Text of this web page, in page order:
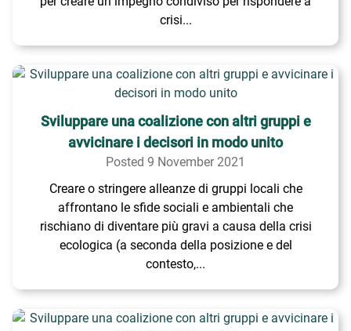
crisi...
Sviluppare una coalizione con altri gruppi e
avvicinare i decisori in modo unito
Posted 9 November 2021
Creare o stringere alleanze di gruppi locali che
affrontano le sfide sociali e ambientali che
rischiano di diventare più gravi a causa della crisi
ecologica (a seconda della posizione e del
contesto,...